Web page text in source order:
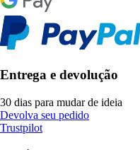
Entrega e devolução
30 dias para mudar de ideia
Devolva seu pedido
Trustpilot